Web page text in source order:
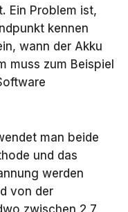
Ein Problem ist,
kennen
wann der Akku
muss zum Beispiel
man beide
und das
werden
von der
zwischen 2,7